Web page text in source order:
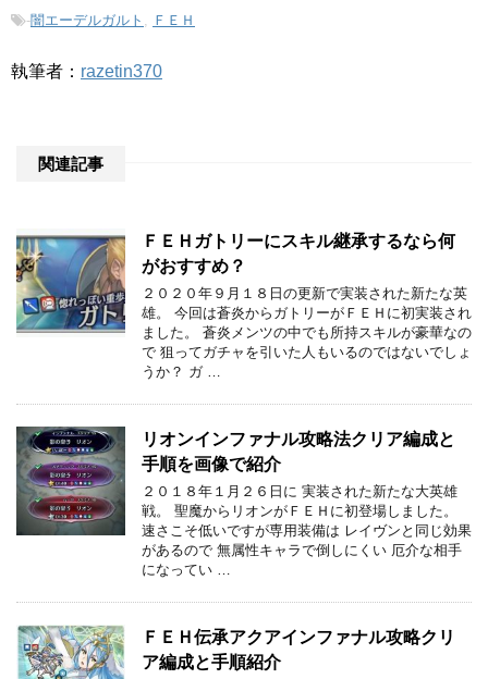
-闇エーデルガルト ＦＥＨ
執筆者： razetin370
関連記事
ＦＥＨガトリーにスキル継承するなら何
がおすすめ？
２０２０年９月１８日の更新で実装された新たな英
雄。 今回は蒼炎からガトリーがＦＥＨに初実装され
ました。 蒼炎メンツの中でも所持スキルが豪華なの
で 狙ってガチャを引いた人もいるのではないでしょ
うか？ ガ …
リオンインファナル攻略法クリア編成と
手順を画像で紹介
２０１８年１月２６日に 実装された新たな大英雄
戦。 聖魔からリオンがＦＥＨに初登場しました。
速さこそ低いですが専用装備は レイヴンと同じ効果
があるので 無属性キャラで倒しにくい 厄介な相手
になってい …
ＦＥＨ伝承アクアインファナル攻略クリ
ア編成と手順紹介